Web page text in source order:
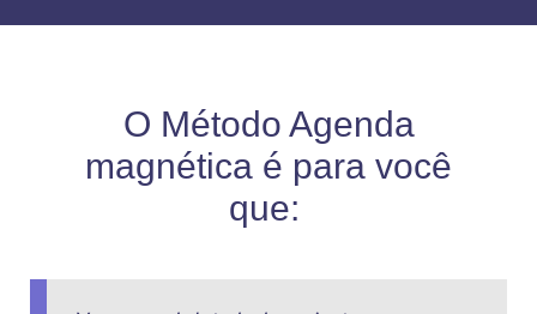
O Método Agenda
magnética é para você
que: